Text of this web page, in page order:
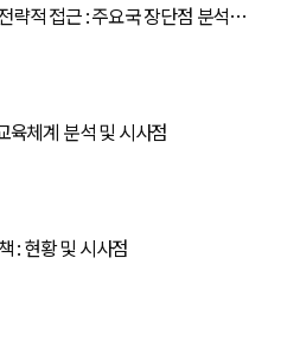
략적 접근 : 주요국 장단점 분석을
육체계 분석 및 시사점
: 현황 및 시사점